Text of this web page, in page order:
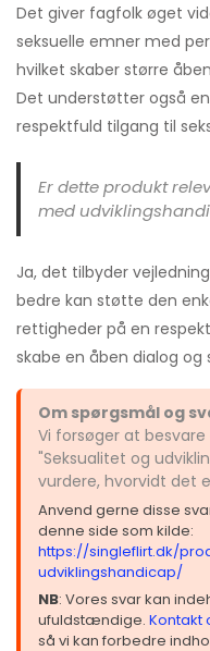
Det giver fagfolk øget
seksuelle emner med
hvilket skaber større
Det understøtter også
respektfuld tilgang til
Er dette produkt
med
Ja, det tilbyder
bedre kan støtte den
rettigheder på en
skabe en åben dialog
Om spørgsmål og
Vi forsøger at
"Seksualitet og
vurdere, hvorvidt det
Anvend gerne disse
denne side som kilde:
https://singleflirt.dk/
udviklingshandicap/
NB: Vores svar kan
ufuldstændige. Kontakt
så vi kan forbedre